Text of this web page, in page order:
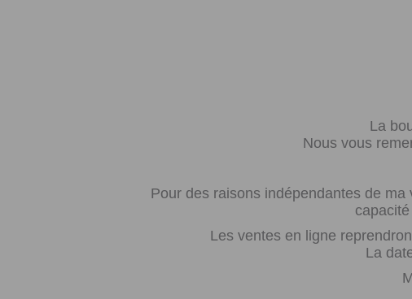
La
Nous vous
Pour des raisons indépendantes de
Les ventes en ligne
La